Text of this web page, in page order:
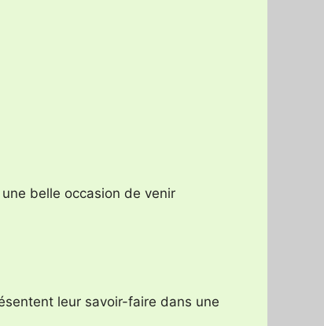
belle occasion de venir
leur savoir-faire dans une